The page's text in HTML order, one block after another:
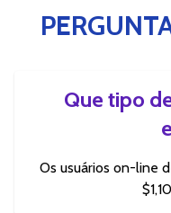
Que tipo
Os usuários on-line